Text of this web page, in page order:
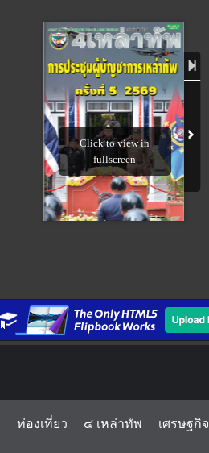
ท่องเที่ยว ๔ เหล่าทัพ เศรษฐกิจ